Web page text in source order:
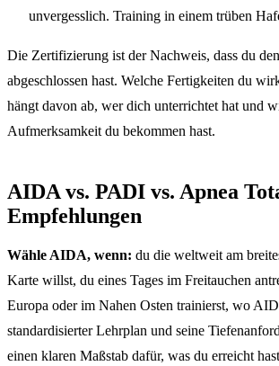
unvergesslich. Training in einem trüben
Die Zertifizierung ist der Nachweis, dass du
abgeschlossen hast. Welche Fertigkeiten du
hängt davon ab, wer dich unterrichtet hat und
Aufmerksamkeit du bekommen hast.
AIDA vs. PADI vs. Apnea
Empfehlungen
Wähle AIDA, wenn: du die weltweit am
Karte willst, du eines Tages im Freitauchen
Europa oder im Nahen Osten trainierst, wo
standardisierter Lehrplan und seine
einen klaren Maßstab dafür, was du erreicht